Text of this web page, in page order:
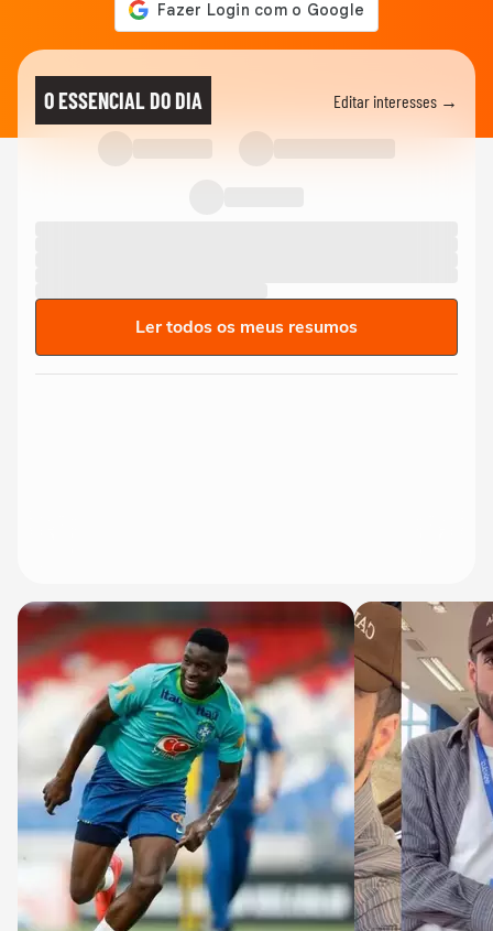
O ESSENCIAL DO DIA Editar interesses →
Ler todos os meus resumos